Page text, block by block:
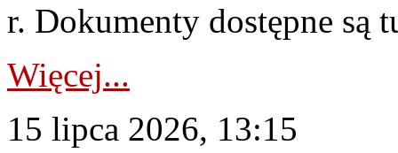
r. Dokumenty dostępne są
Więcej...
15 lipca 2026, 13:15